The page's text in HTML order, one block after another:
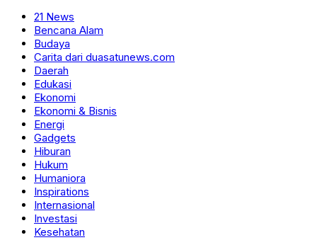
21 News
Bencana Alam
Budaya
Carita dari duasatunews.com
Daerah
Edukasi
Ekonomi
Ekonomi & Bisnis
Energi
Gadgets
Hiburan
Hukum
Humaniora
Inspirations
Internasional
Investasi
Kesehatan